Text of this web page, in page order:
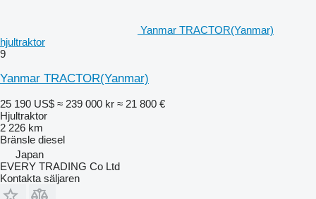
Yanmar TRACTOR(Yanmar)
hjultraktor
9
Yanmar TRACTOR(Yanmar)
25 190 US$ ≈ 239 000 kr ≈ 21 800 €
Hjultraktor
2 226 km
Bränsle diesel
Japan
EVERY TRADING Co Ltd
Kontakta säljaren